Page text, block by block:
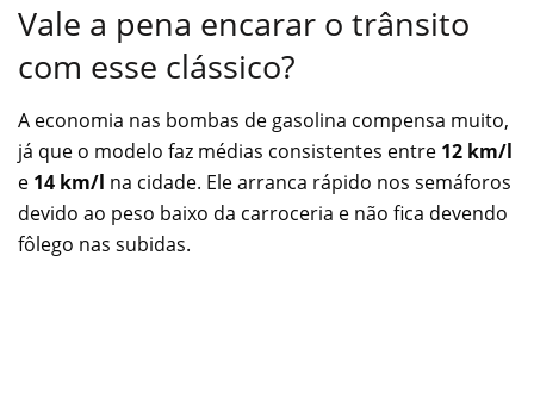
Vale a pena encarar o trânsito
com esse clássico?
A economia nas bombas de gasolina compensa muito,
já que o modelo faz médias consistentes entre 12 km/l
e 14 km/l na cidade. Ele arranca rápido nos semáforos
devido ao peso baixo da carroceria e não fica devendo
fôlego nas subidas.